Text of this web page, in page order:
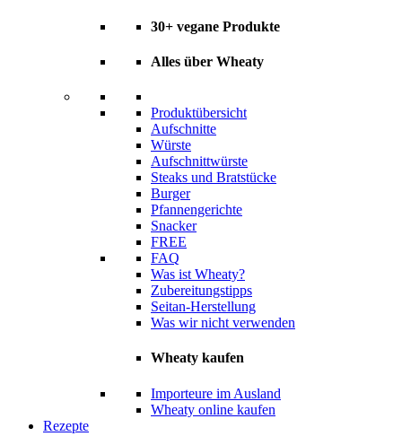
30+ vegane Produkte
Alles über Wheaty
Produktübersicht
Aufschnitte
Würste
Aufschnittwürste
Steaks und Bratstücke
Burger
Pfannengerichte
Snacker
FREE
FAQ
Was ist Wheaty?
Zubereitungstipps
Seitan-Herstellung
Was wir nicht verwenden
Wheaty kaufen
Importeure im Ausland
Wheaty online kaufen
Rezepte